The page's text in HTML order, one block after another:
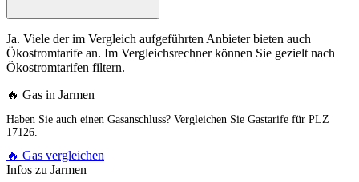
Ja. Viele der im Vergleich aufgeführten Anbieter bieten auch
Ökostromtarife an. Im Vergleichsrechner können Sie gezielt nach
Ökostromtarifen filtern.
🔥 Gas in Jarmen
Haben Sie auch einen Gasanschluss? Vergleichen Sie Gastarife für PLZ
17126.
🔥 Gas vergleichen
Infos zu Jarmen